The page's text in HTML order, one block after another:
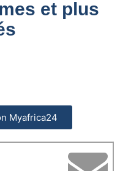
et plus
Myafrica24